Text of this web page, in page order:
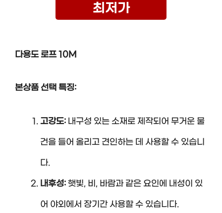
최저가
다용도 로프 10M
본상품 선택 특징:
고강도: 내구성 있는 소재로 제작되어 무거운 물
건을 들어 올리고 견인하는 데 사용할 수 있습니
다.
내후성: 햇빛, 비, 바람과 같은 요인에 내성이 있
어 야외에서 장기간 사용할 수 있습니다.